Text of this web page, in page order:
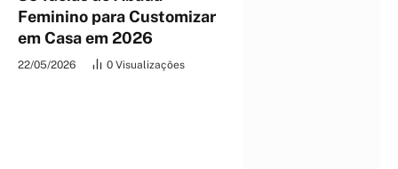
Feminino para Customizar
em Casa em 2026
22/05/2026 0 Visualizações